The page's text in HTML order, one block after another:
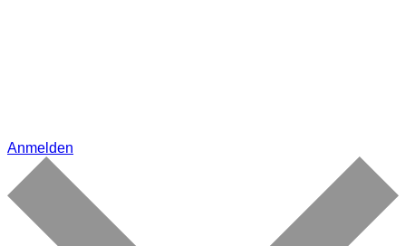
Anmelden